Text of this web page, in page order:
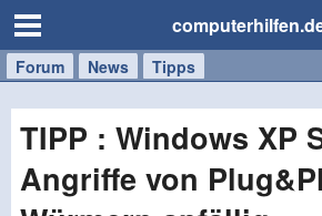
Forum News Tipps
Handy
Tablet
Windows
Mac
TIPP : Windows XP
Angriffe von